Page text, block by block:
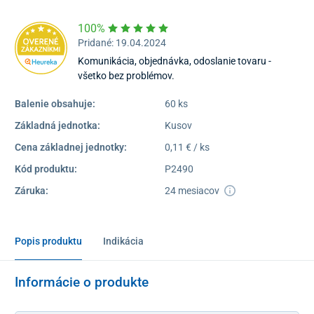
100%
Pridané: 19.04.2024
Komunikácia, objednávka, odoslanie tovaru -
všetko bez problémov.
Balenie obsahuje:
60 ks
Základná jednotka:
Kusov
Cena základnej jednotky:
0,11 € / ks
Kód produktu:
P2490
Záruka:
24 mesiacov
Popis produktu Indikácia
Informácie o produkte